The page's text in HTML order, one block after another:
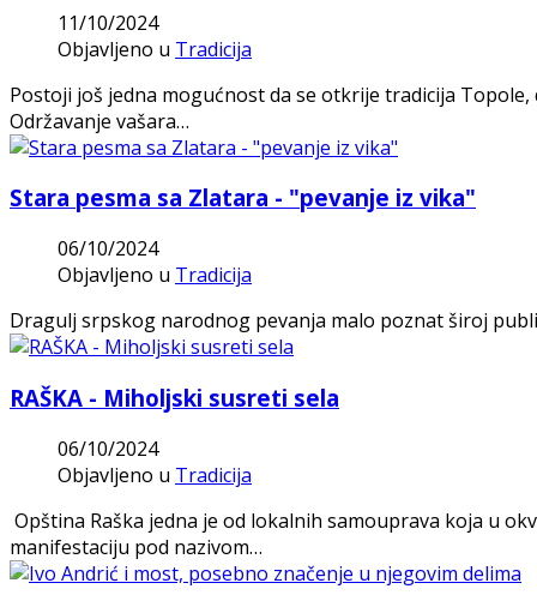
11/10/2024
Objavljeno u Tradicija
Postoji još jedna mogućnost da se otkrije tradicija
Održavanje vašara…
Stara pesma sa Zlatara - "pevanje iz vika"
06/10/2024
Objavljeno u Tradicija
Dragulj srpskog narodnog pevanja malo poznat široj
RAŠKA - Miholjski susreti sela
06/10/2024
Objavljeno u Tradicija
Opština Raška jedna je od lokalnih samouprava koja u
manifestaciju pod nazivom…